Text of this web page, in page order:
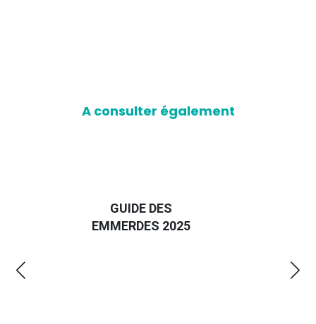
A consulter également
GUIDE DES
EMMERDES 2025